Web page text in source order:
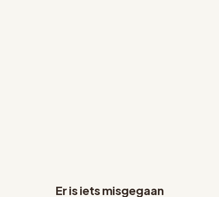
Er is iets misgegaan